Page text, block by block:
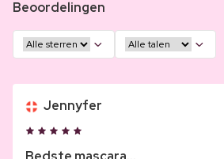
Beoordelingen
Jennyfer